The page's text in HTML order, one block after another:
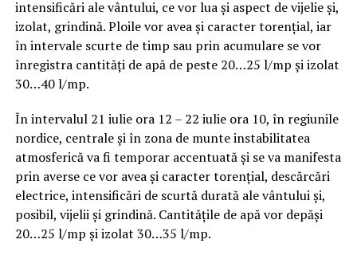
intensificări ale vântului, ce vor lua și aspect de vijelie și,
izolat, grindină. Ploile vor avea și caracter torențial, iar
în intervale scurte de timp sau prin acumulare se vor
înregistra cantități de apă de peste 20…25 l/mp și izolat
30…40 l/mp.
În intervalul 21 iulie ora 12 – 22 iulie ora 10, în regiunile
nordice, centrale și în zona de munte instabilitatea
atmosferică va fi temporar accentuată și se va manifesta
prin averse ce vor avea și caracter torențial, descărcări
electrice, intensificări de scurtă durată ale vântului și,
posibil, vijelii și grindină. Cantitățile de apă vor depăși
20…25 l/mp și izolat 30…35 l/mp.